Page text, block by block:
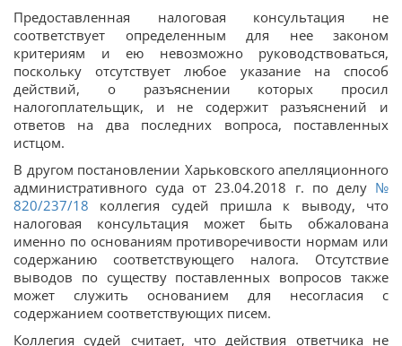
Предоставленная налоговая консультация не
соответствует определенным для нее законом
критериям и ею невозможно руководствоваться,
поскольку отсутствует любое указание на способ
действий, о разъяснении которых просил
налогоплательщик, и не содержит разъяснений и
ответов на два последних вопроса, поставленных
истцом.
В другом постановлении Харьковского апелляционного
административного суда от 23.04.2018 г. по делу №
820/237/18 коллегия судей пришла к выводу, что
налоговая консультация может быть обжалована
именно по основаниям противоречивости нормам или
содержанию соответствующего налога. Отсутствие
выводов по существу поставленных вопросов также
может служить основанием для несогласия с
содержанием соответствующих писем.
Коллегия судей считает, что действия ответчика не